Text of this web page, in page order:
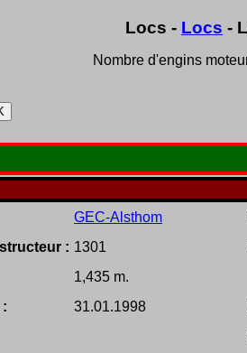
Locs - Locs -
Nombre d'engins
GEC-Alsthom
: 1301
1,435 m.
31.01.1998